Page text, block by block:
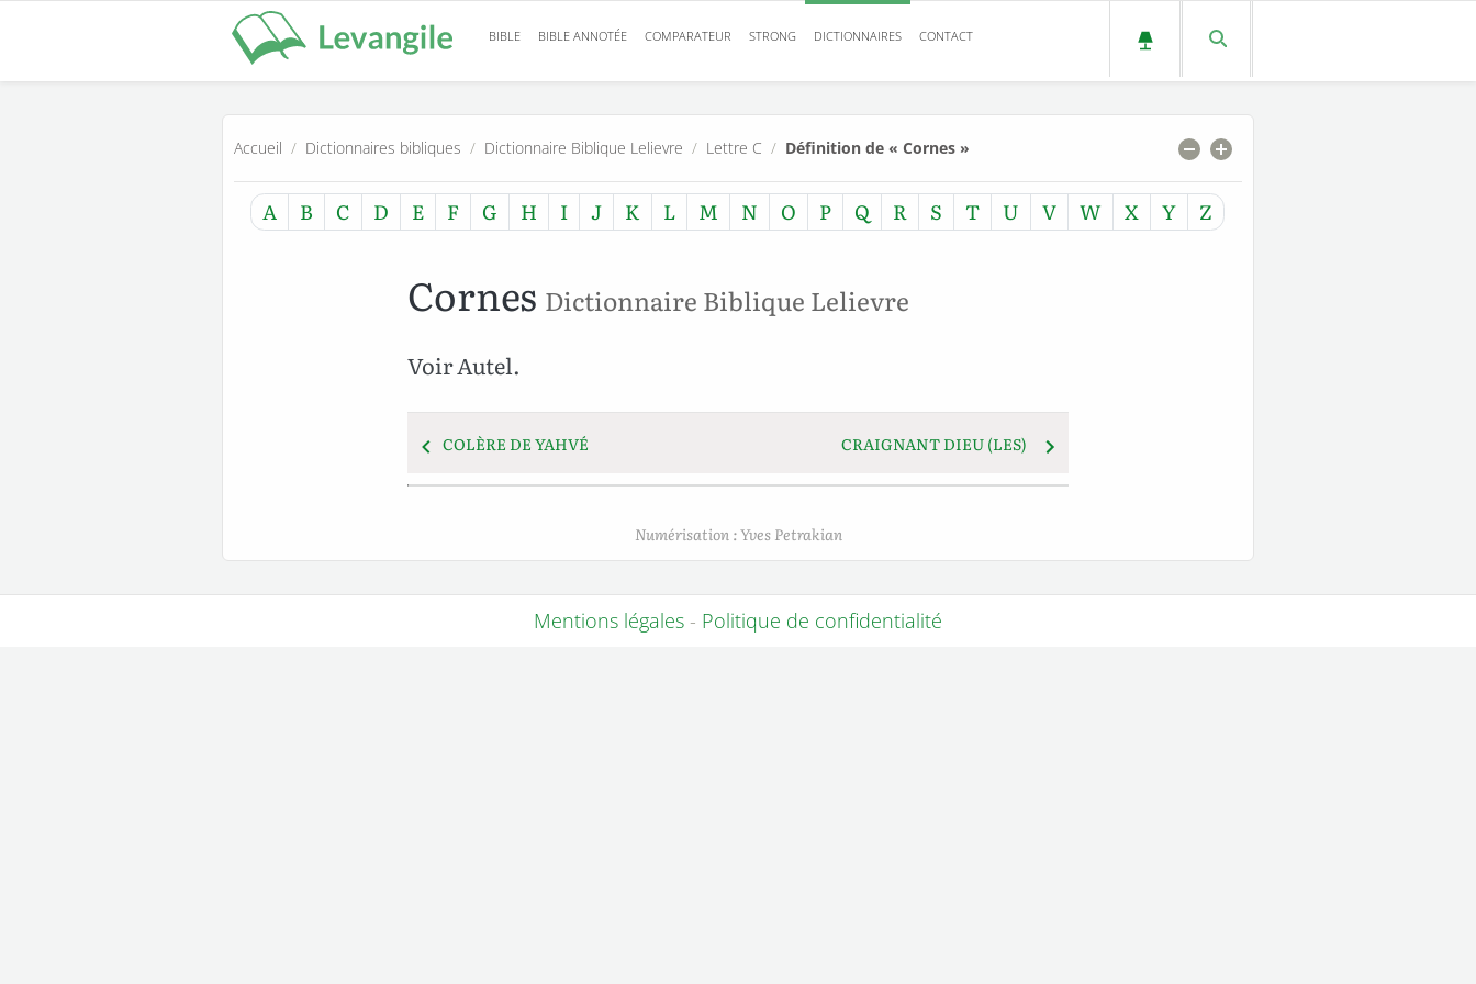
BIBLE BIBLE ANNOTÉE COMPARATEUR STRONG DICTIONNAIRES CONTACT
Accueil / Dictionnaires bibliques / Dictionnaire Biblique Lelievre / Lettre C / Définition de « Cornes »
A B C D E F G H I J K L M N O P Q R S T U V W X Y Z
Cornes Dictionnaire Biblique Lelievre
Voir Autel.
COLÈRE DE YAHVÉ CRAIGNANT DIEU (LES)
Numérisation : Yves Petrakian
Mentions légales - Politique de confidentialité